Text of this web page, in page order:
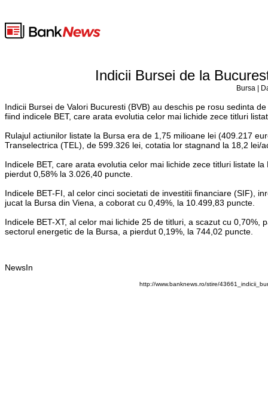
Indicii Bursei de la
Bursa |
Indicii Bursei de Valori Bucuresti (BVB) au deschis pe rosu sedinta
fiind indicele BET, care arata evolutia celor mai lichide zece titluri
Rulajul actiunilor listate la Bursa era de 1,75 milioane lei (409.217
Transelectrica (TEL), de 599.326 lei, cotatia lor stagnand la 18,2 lei/
Indicele BET, care arata evolutia celor mai lichide zece titluri listate
pierdut 0,58% la 3.026,40 puncte.
Indicele BET-FI, al celor cinci societati de investitii financiare (SIF),
jucat la Bursa din Viena, a coborat cu 0,49%, la 10.499,83 puncte.
Indicele BET-XT, al celor mai lichide 25 de titluri, a scazut cu
sectorul energetic de la Bursa, a pierdut 0,19%, la 744,02 puncte.
NewsIn
http://www.banknews.ro/stire/